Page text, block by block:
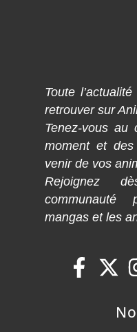
Toute
retrouver sur
Tenez-vous au
moment et
venir de vos
Rejoignez
communauté
mangas et les